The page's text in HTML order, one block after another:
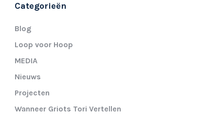
Categorieën
Blog
Loop voor Hoop
MEDIA
Nieuws
Projecten
Wanneer Griots Tori Vertellen